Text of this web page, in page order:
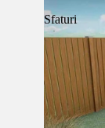
Sfaturi